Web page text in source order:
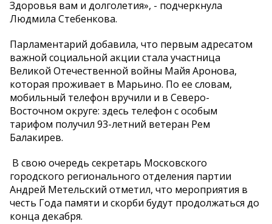
Здоровья вам и долголетия», - подчеркнула
Людмила Стебенкова.
Парламентарий добавила, что первым адресатом
важной социальной акции стала участница
Великой Отечественной войны Майя Аронова,
которая проживает в Марьино. По ее словам,
мобильный телефон вручили и в Северо-
Восточном округе: здесь телефон с особым
тарифом получил 93-летний ветеран Рем
Балакирев.
В свою очередь секретарь Московского
городского регионального отделения партии
Андрей Метельский отметил, что мероприятия в
честь Года памяти и скорби будут продолжаться до
конца декабря.